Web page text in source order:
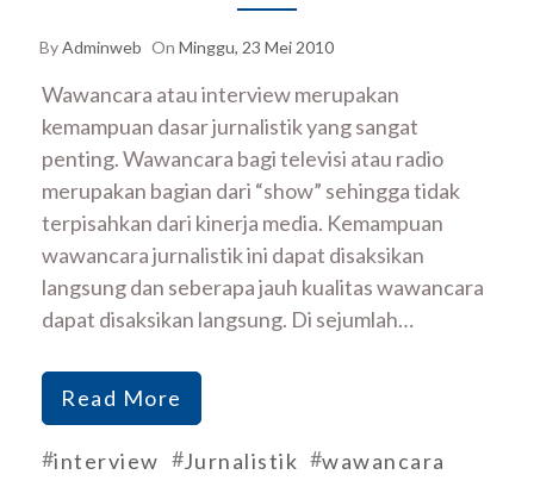
ByAdminweb On Minggu, 23 Mei 2010
Wawancara atau interview merupakan
kemampuan dasar jurnalistik yang sangat
penting. Wawancara bagi televisi atau radio
merupakan bagian dari “show” sehingga tidak
terpisahkan dari kinerja media. Kemampuan
wawancara jurnalistik ini dapat disaksikan
langsung dan seberapa jauh kualitas wawancara
dapat disaksikan langsung. Di sejumlah…
Read More
#interview #Jurnalistik #wawancara